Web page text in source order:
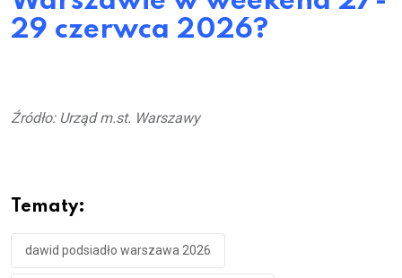
29 czerwca 2026?
Źródło: Urząd m.st. Warszawy
Tematy:
dawid podsiadło warszawa 2026